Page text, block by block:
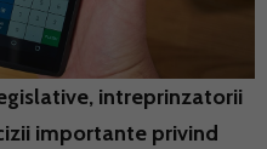
intreprinzatorii
importante privind